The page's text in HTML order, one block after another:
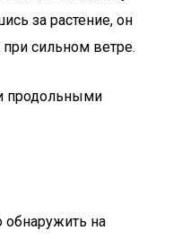
за растение, он
сильном ветре.
продольными
на